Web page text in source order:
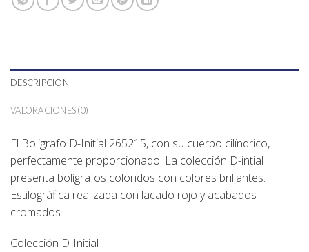
DESCRIPCIÓN
VALORACIONES (0)
El Boligrafo D-Initial 265215, con su cuerpo cilíndrico,
perfectamente proporcionado. La colección D-intial
presenta bolígrafos coloridos con colores brillantes.
Estilográfica realizada con lacado rojo y acabados
cromados.
Colección D-Initial